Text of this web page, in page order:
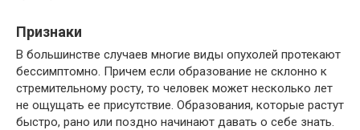
Признаки
В большинстве случаев многие виды опухолей протекают
бессимптомно. Причем если образование не склонно к
стремительному росту, то человек может несколько лет
не ощущать ее присутствие. Образования, которые растут
быстро, рано или поздно начинают давать о себе знать.